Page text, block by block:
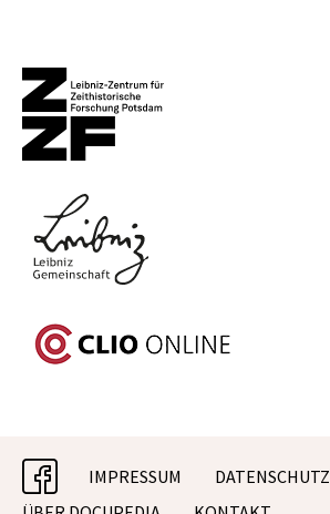
facebookIMPRESSUM
DATENSCHUTZ